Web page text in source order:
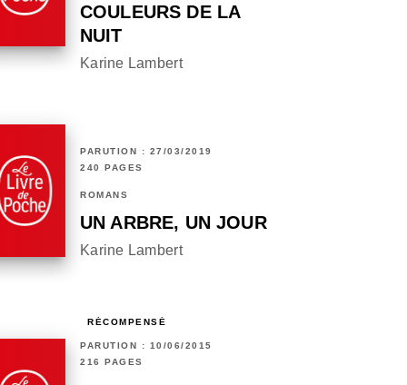
COULEURS DE LA
NUIT
Karine Lambert
PARUTION : 27/03/2019
240 PAGES
ROMANS
UN ARBRE, UN JOUR
Karine Lambert
RÉCOMPENSÉ
PARUTION : 10/06/2015
216 PAGES